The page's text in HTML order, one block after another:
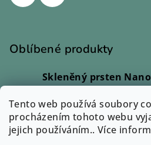
Tento web používá soubory
procházením tohoto webu
jejich používáním.. Více
Oblíbené produkty
Skleněný prsten
Skleněný prsten - Lio
Hodnocení produktu je 5 z
| Monika Svobodová